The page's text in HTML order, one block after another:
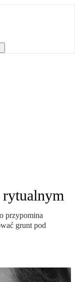
przypomina
grunt pod